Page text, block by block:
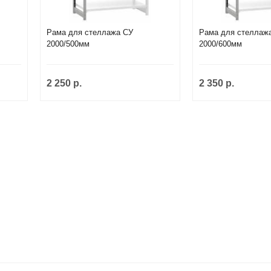
Рама для стеллажа СУ
2000/500мм
2 250 р.
Рама для
2000/600мм
2 350 р.